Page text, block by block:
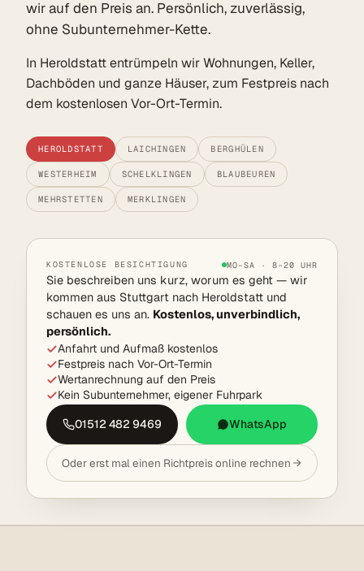
wir auf den Preis an. Persönlich, zuverlässig,
ohne Subunternehmer-Kette.
In Heroldstatt entrümpeln wir Wohnungen, Keller,
Dachböden und ganze Häuser, zum Festpreis nach
dem kostenlosen Vor-Ort-Termin.
HEROLDSTATT LAICHINGEN BERGHÜLEN
WESTERHEIM SCHELKLINGEN BLAUBEUREN
MEHRSTETTEN MERKLINGEN
KOSTENLOSE BESICHTIGUNG MO–SA · 8–20 UHR
Sie beschreiben uns kurz, worum es geht — wir
kommen aus Stuttgart nach Heroldstatt und
schauen es uns an. Kostenlos, unverbindlich,
persönlich.
Anfahrt und Aufmaß kostenlos
Festpreis nach Vor-Ort-Termin
Wertanrechnung auf den Preis
Kein Subunternehmer, eigener Fuhrpark
01512 482 9469
WhatsApp
Oder erst mal einen Richtpreis online rechnen